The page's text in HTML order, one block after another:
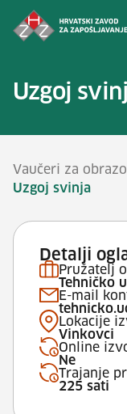
Uzgoj
Vaučeri za
Uzgoj svinja
Detalji
Pružatelj
Tehničko
E-mail
Lokacije
Vinkovci
Online
Ne
Trajanje
225 sati